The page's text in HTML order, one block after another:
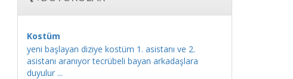
Kostüm
yeni başlayan diziye kostüm 1. asistanı ve 2.
asistanı aranıyor tecrübeli bayan arkadaşlara
duyulur ...